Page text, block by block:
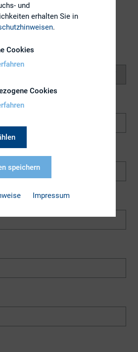
DIRK-
und
erhalten Sie in
.
Cookies
Cookies
speichern
Impressum